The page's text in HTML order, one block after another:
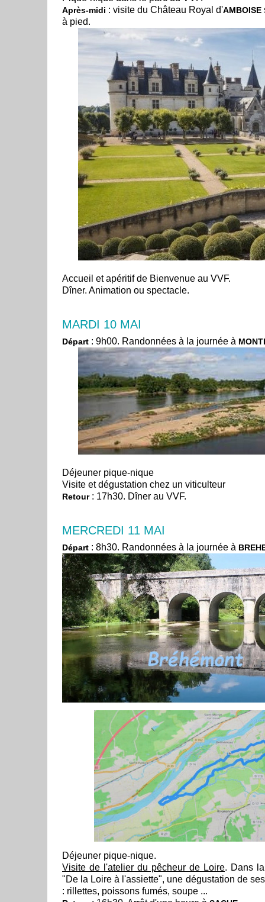
Après-midi : visite du Château Royal d'AMBOISE
à pied.
Accueil et apéritif de Bienvenue au VVF.
Dîner. Animation ou spectacle.
MARDI 10 MAI
Départ : 9h00. Randonnées à la journée à
Déjeuner pique-nique
Visite et dégustation chez un viticulteur
Retour: 17h30. Dîner au VVF.
MERCREDI 11 MAI
Départ : 8h30. Randonnées à la journée à
Déjeuner pique-nique.
Visite de l'atelier du pêcheur de Loire. Dans
"De la Loire à l'assiette", une dégustation de
: rillettes, poissons fumés, soupe ...